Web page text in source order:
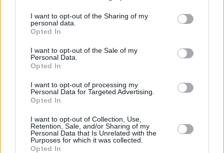
I want to opt-out of the Sharing of my
personal data.
Opted In
I want to opt-out of the Sale of my
Personal Data.
Opted In
I want to opt-out of processing my
Personal Data for Targeted Advertising.
Opted In
I want to opt-out of Collection, Use,
Retention, Sale, and/or Sharing of my
Personal Data that Is Unrelated with the
Purposes for which it was collected.
Opted In
E-post (publiseres ikke)
Hjemmeside
Kommentar